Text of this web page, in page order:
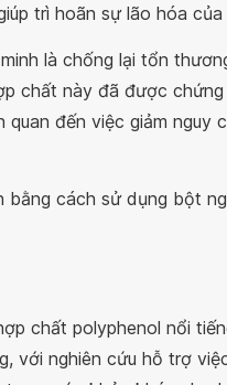
trì hoãn sự lão hóa
là chống lại tổn
chất này đã được
đến việc giảm nguy
bằng cách sử dụng bột
chất polyphenol nổi
với nghiên cứu hỗ trợ